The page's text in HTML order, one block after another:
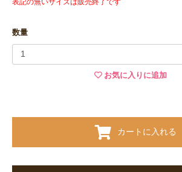
表記の無いサイズは販売終了です
数量
お気に入りに追加
カートに入れる